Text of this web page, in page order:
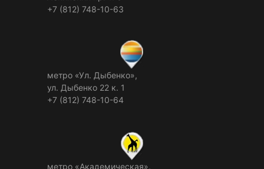
+7 (812) 748-10-63
метро «Ул. Дыбенко»,
ул. Дыбенко 22 к. 1
+7 (812) 748-10-64
метро «Академическая»,